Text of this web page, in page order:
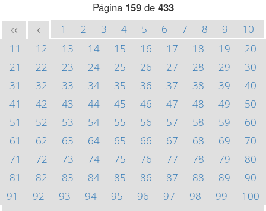
Página 159de 433
<< < 1 2 3 4 5 6 7 8 9
10
11
12 13 14 15 16 17 18 19
20
21
22 23 24 25 26 27 28 29
30
31
32 33 34 35 36 37 38 39
40
41
42 43 44 45 46 47 48 49
50
51
52 53 54 55 56 57 58 59
60
61
62 63 64 65 66 67 68 69
70
71
72 73 74 75 76 77 78 79
80
81
82 83 84 85 86 87 88 89
90
91
92 93 94 95 96 97 98 99
100